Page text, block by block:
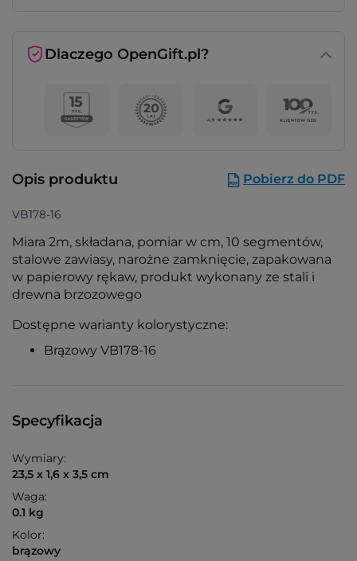
Dlaczego OpenGift.pl?
Opis produktu Pobierz do PDF
VB178-16
Miara 2m, składana, pomiar w cm, 10 segmentów,
stalowe zawiasy, narożne zamknięcie, zapakowana
w papierowy rękaw, produkt wykonany ze stali i
drewna brzozowego
Dostępne warianty kolorystyczne:
Brązowy VB178-16
Specyfikacja
Wymiary:
23,5 x 1,6 x 3,5 cm
Waga:
0.1 kg
Kolor:
brązowy